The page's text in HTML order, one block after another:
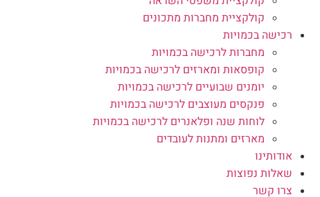
קולקציית מחברות מתכונים
רכישה בכמויות
מחברות לרכישה בכמויות
קופסאות ומארזים לרכישה בכמויות
יומנים שבועיים לרכישה בכמויות
פנקסים מעוצבים לרכישה בכמויות
לוחות שנה ופלאנרים לרכישה בכמויות
מארזים ומתנות לעובדים
אודותינו
שאלות נפוצות
צרו קשר